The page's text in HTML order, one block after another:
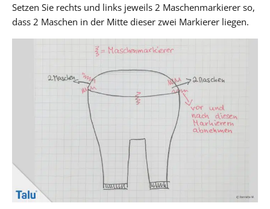
Setzen Sie rechts und links jeweils 2 Maschenmarkierer so,
dass 2 Maschen in der Mitte dieser zwei Markierer liegen.